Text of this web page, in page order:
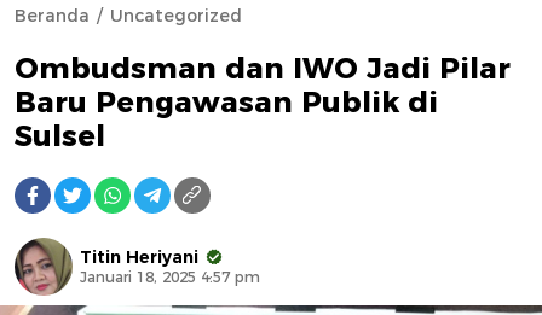
Beranda Uncategorized
Ombudsman dan IWO Jadi Pilar
Baru Pengawasan Publik di
Sulsel
Titin Heriyani
Januari 18, 2025 4:57 pm